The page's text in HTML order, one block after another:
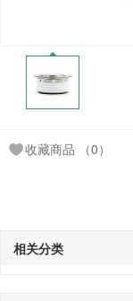
收藏商品 （0）
相关分类